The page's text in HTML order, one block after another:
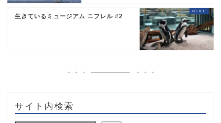
生きているミュージアム ニフレル #2
サイト内検索